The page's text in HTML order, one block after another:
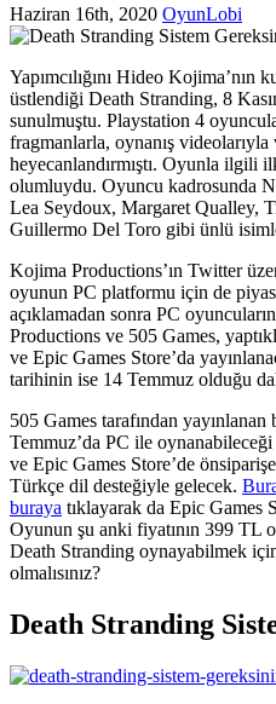
Haziran 16th, 2020 OyunLobi
Yapımcılığını Hideo Kojima’nın
üstlendiği Death Stranding, 8
sunulmuştu. Playstation 4
fragmanlarla, oynanış
heyecanlandırmıştı. Oyunla ilgili
olumluydu. Oyuncu kadrosunda
Lea Seydoux, Margaret Qualley,
Guillermo Del Toro gibi ünlü
Kojima Productions’ın Twitter
oyunun PC platformu için de
açıklamadan sonra PC
Productions ve 505 Games,
ve Epic Games Store’da
tarihinin ise 14 Temmuz olduğu
505 Games tarafından
Temmuz’da PC ile
ve Epic Games Store’de
Türkçe dil desteğiyle gelecek.
buraya tıklayarak da Epic Games
Oyunun şu anki fiyatının 399 TL
Death Stranding oynayabilmek
olmalısınız?
Death Stranding